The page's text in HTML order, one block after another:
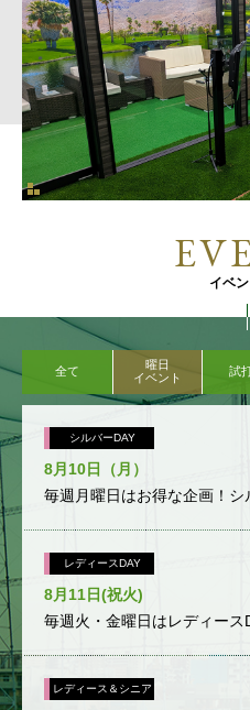
イベ
全て
曜日
イベント
試
シルバーDAY
8月10日（月）
毎週月曜日はお得な企画！シ
レディースDAY
8月11日(祝火)
毎週火・金曜日はレディース
レディース＆シニア